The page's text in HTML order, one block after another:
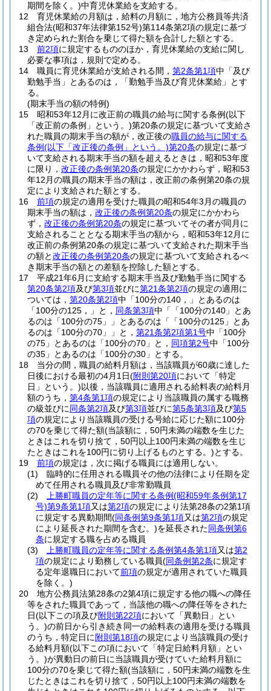
期間を除く。)中育児休業給を支給する。
12
育児休業給の月額は，給料の月額に，地方公務員等共済
組合法(昭和37年法律第152号)第114条第2項の規定に基づ
き定められた割合を乗じて得た額を合計した額とする。
13
前2項に規定するもののほか，育児休業給の支給に関し
必要な事項は，規則で定める。
14
職員に育児休業給が支給される間， 第2条第1項中「及び
勤勉手当」とあるのは，「勤勉手当及び育児休業給」とす
る。
(期末手当の額の特例)
15
昭和53年12月に改正前の職員の給与に関する条例(以下
「改正前の条例」という。)第20条の規定に基づいて支給さ
れた職員の期末手当の額が，改正後の職員の給与に関する
条例(以下「改正後の条例」という。)第20条の規定に基づ
いて支給される期末手当の額を超えるときは，昭和53年度
に限り， 改正後の条例第20条の規定にかかわらず，昭和53
年12月の職員の期末手当の額は，改正前の条例第20条の規
定により支給された額とする。
16
前項の規定の適用を受けた職員の昭和54年3月の職員の
期末手当の額は， 改正後の条例第20条の規定にかかわら
ず， 改正後の条例第20条の規定に基づいてその者が同月に
支給されることとなる期末手当の額から，昭和53年12月に
改正前の条例第20条の規定に基づいて支給された期末手当
の額と改正後の条例第20条の規定に基づいて支給されるべ
き期末手当の額との差額を控除した額とする。
17
平成21年6月に支給する期末手当及び勤勉手当に関する
第20条第2項及び第3項並びに第21条第2項の規定の適用に
ついては， 第20条第2項中「100分の140，」とあるのは
「100分の125，」と， 同条第3項中「「100分の140」とあ
るのは「100分の75」」とあるのは「「100分の125」とあ
るのは「100分の70」」と， 第21条第2項第1号中「100分
の75」とあるのは「100分の70」と， 同項第2号中「100分
の35」とあるのは「100分の30」とする。
18
当分の間，職員の給料月額は，当該職員が60歳に達した
日後における最初の4月1日(附則第20項において「特定
日」という。)以後，当該職員に適用される給料表の給料月
額のうち， 第4条第1項の規定により当該職員の属する職務
の級並びに同条第2項及び第3項並びに第5条第3項及び第5
項の規定により当該職員の受ける号給に応じた額に100分
の70を乗じて得た額(当該額に，50円未満の端数を生じた
ときはこれを切り捨て，50円以上100円未満の端数を生じ
たときはこれを100円に切り上げるものとする。)とする。
19
前項の規定は，次に掲げる職員には適用しない。
(1)
臨時的に任用される職員その他の法律により任期を定
めて任用される職員及び非常勤職員
(2)
上勝町職員の定年等に関する条例(昭和59年条例第17
号)第9条第1項又は第2項の規定により法第28条の2第1項
に規定する異動期間(同条例第9条第1項又は第2項の規定
により延長された期間を含む。)を延長された同条例第6
条に規定する職を占める職員
(3)
上勝町職員の定年等に関する条例第4条第1項又は第2
項の規定により勤務している職員(同条例第2条に規定す
る定年退職日において前項の規定が適用されていた職員
を除く。)
20
地方公務員法第28条の2第4項に規定する他の職への降任
等をされた職員であって，当該他の職への降任等をされた
日(以下この項及び附則第22項において「異動日」とい
う。)の前日から引き続き同一の給料表の適用を受ける職員
のうち，特定日に 附則第18項の規定により当該職員の受け
る給料月額(以下この項において「特定日給料月額」とい
う。)が異動日の前日に当該職員が受けていた給料月額に
100分の70を乗じて得た額(当該額に，50円未満の端数を生
じたときはこれを切り捨て，50円以上100円未満の端数を